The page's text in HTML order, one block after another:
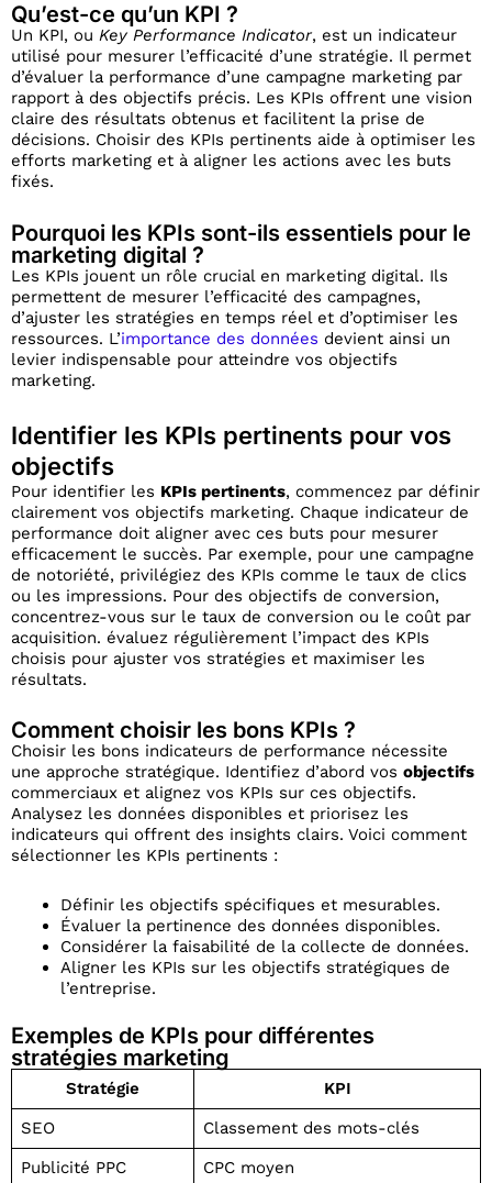
Qu’est-ce qu’un KPI ?
Un KPI, ou Key Performance Indicator, est un indicateur
utilisé pour mesurer l’efficacité d’une stratégie. Il permet
d’évaluer la performance d’une campagne marketing par
rapport à des objectifs précis. Les KPIs offrent une vision
claire des résultats obtenus et facilitent la prise de
décisions. Choisir des KPIs pertinents aide à optimiser les
efforts marketing et à aligner les actions avec les buts
fixés.
Pourquoi les KPIs sont-ils essentiels pour le
marketing digital ?
Les KPIs jouent un rôle crucial en marketing digital. Ils
permettent de mesurer l’efficacité des campagnes,
d’ajuster les stratégies en temps réel et d’optimiser les
ressources. L’importance des données devient ainsi un
levier indispensable pour atteindre vos objectifs
marketing.
Identifier les KPIs pertinents pour vos
objectifs
Pour identifier les KPIs pertinents, commencez par définir
clairement vos objectifs marketing. Chaque indicateur de
performance doit aligner avec ces buts pour mesurer
efficacement le succès. Par exemple, pour une campagne
de notoriété, privilégiez des KPIs comme le taux de clics
ou les impressions. Pour des objectifs de conversion,
concentrez-vous sur le taux de conversion ou le coût par
acquisition. évaluez régulièrement l’impact des KPIs
choisis pour ajuster vos stratégies et maximiser les
résultats.
Comment choisir les bons KPIs ?
Choisir les bons indicateurs de performance nécessite
une approche stratégique. Identifiez d’abord vos objectifs
commerciaux et alignez vos KPIs sur ces objectifs.
Analysez les données disponibles et priorisez les
indicateurs qui offrent des insights clairs. Voici comment
sélectionner les KPIs pertinents :
Définir les objectifs spécifiques et mesurables.
Évaluer la pertinence des données disponibles.
Considérer la faisabilité de la collecte de données.
Aligner les KPIs sur les objectifs stratégiques de
l’entreprise.
Exemples de KPIs pour différentes
stratégies marketing
Stratégie
KPI
SEO
Classement des mots-clés
Publicité PPC
CPC moyen